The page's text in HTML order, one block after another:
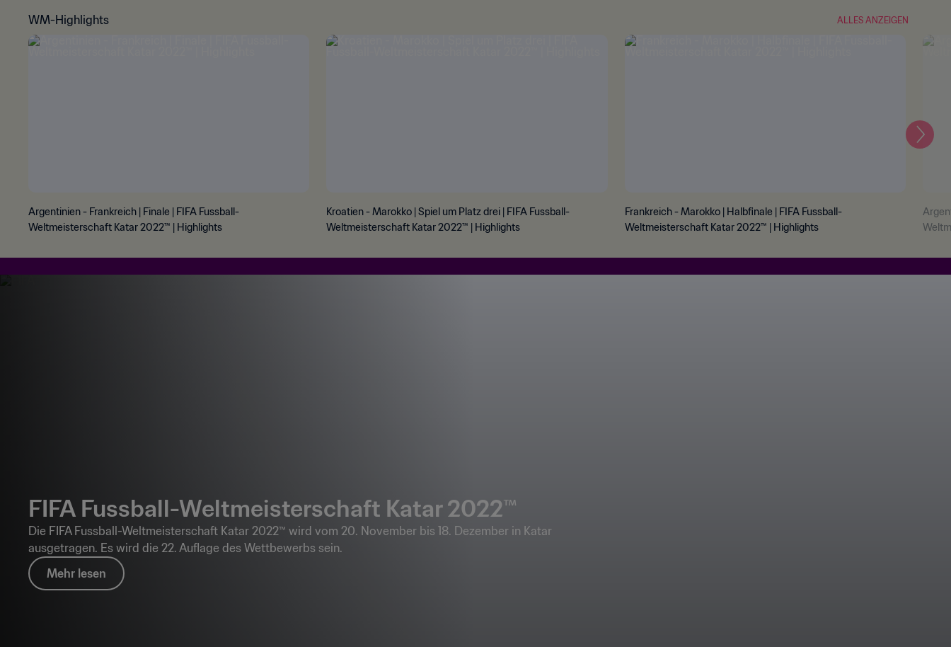
WM-Highlights ALLES ANZEIGEN
Argentinien - Frankreich | Finale | FIFA Fussball-
Weltmeisterschaft Katar 2022™ | Highlights
Kroatien - Marokko | Spiel um Platz drei | FIFA Fussball-
Weltmeisterschaft Katar 2022™ | Highlights
Frankreich - Marokko | Halbfinale | FIFA Fussball-
Weltmeisterschaft Katar 2022™ | Highlights
FIFA Fussball-Weltmeisterschaft Katar 2022™
Die FIFA Fussball-Weltmeisterschaft Katar 2022™ wird vom 20. November bis 18. Dezember in Katar
ausgetragen. Es wird die 22. Auflage des Wettbewerbs sein.
Mehr lesen